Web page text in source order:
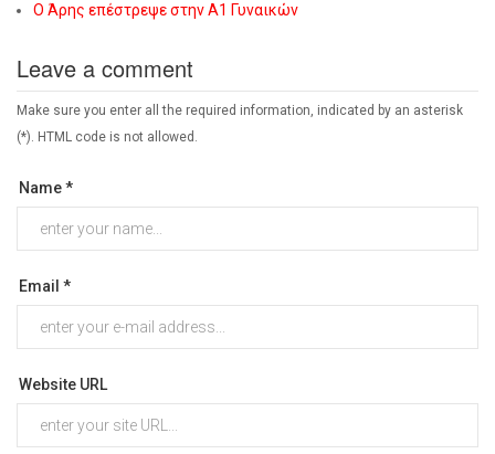
Ο Άρης επέστρεψε στην Α1 Γυναικών
Leave a comment
Make sure you enter all the required information, indicated by an asterisk
(*). HTML code is not allowed.
Name *
Email *
Website URL